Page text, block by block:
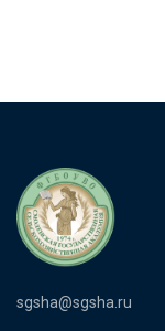
sgsha@sgsha.ru